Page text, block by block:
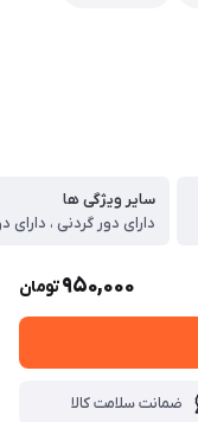
سایر ویژگی ها
950,000تومان
ضمانت سلامت کالا